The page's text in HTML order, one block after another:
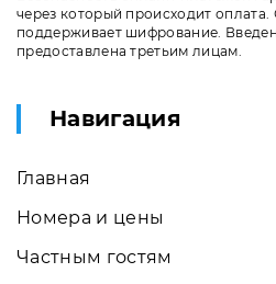
через который происходит
поддерживает шифрование.
предоставлена третьим лицам.
Навигация
Главная
Номера и цены
Частным гостям